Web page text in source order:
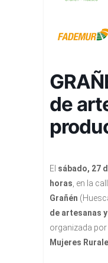
de
El sábado, 27
horas , en la
Grañén
de artesanas
organizada por
Mujeres